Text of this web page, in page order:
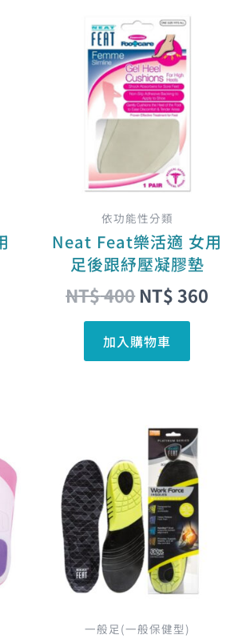
依功能性分類
Neat Feat樂活適 女用
足後跟紓壓凝膠墊
NT$400
原
始
價
格：
NT$ 400。
NT$ 360
加入購物車
格：
NT$ 891。
一般足(一般保健型)
原
始
價
格：
NT$ 1,490。
此
產
品
有
多
種
款
式。
在